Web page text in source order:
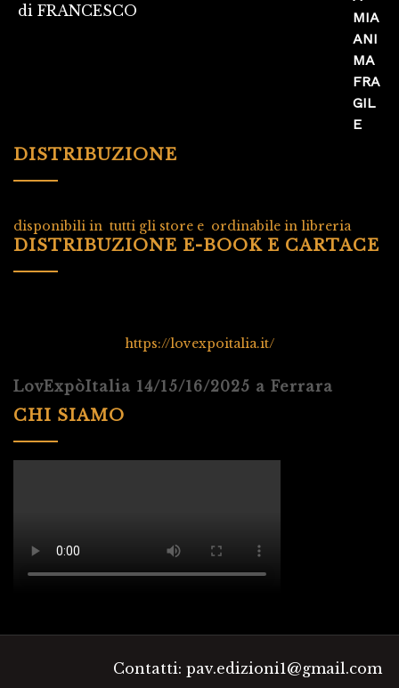
Valutato5su
di FRANCESCO
DISTRIBUZIONE
disponibili in tutti gli store e ordinabile in libreria
DISTRIBUZIONE E-BOOK E CARTACE
https://lovexpoitalia.it/
LovExpòItalia 14/15/16/2025 a Ferrara
CHI SIAMO
Contatti: pav.edizioni1@gmail.com